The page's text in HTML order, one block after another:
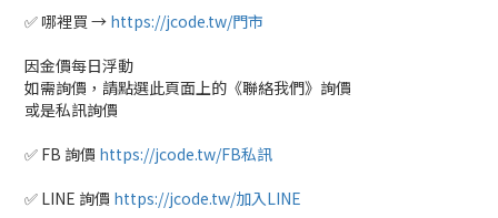
✅ 哪裡買 → https://jcode.tw/門市
因金價每日浮動
如需詢價，請點選此頁面上的《聯絡我們》詢價
或是私訊詢價
✅ FB 詢價 https://jcode.tw/FB私訊
✅ LINE 詢價 https://jcode.tw/加入LINE